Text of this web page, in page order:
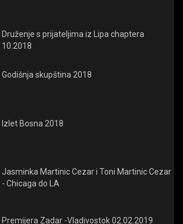
Druženje s prijateljima iz Lipa chaptera
10.2018
Godišnja skupština 2018
Izlet Bosna 2018
Jasminka Martinic Cezar i Toni Martinic Cezar
- Chicaga do LA
Premijera Zadar -Vladivostok 02.02.2019